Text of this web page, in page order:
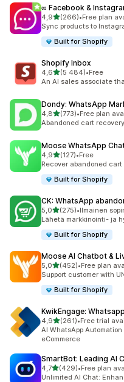
∞ Facebook &
4,9/ 5 tähteä
(266)
266 arvostelua yhteensä
•Free plan
Sync products to
Built for Shopify
Shopify Inbox
4,6/ 5 tähteä
(5 484)
5484 arvostelua yhteensä
•Free
An AI sales associate
Dondy: WhatsApp
4,8/ 5 tähteä
(773)
773 arvostelua yhteensä
•Free plan
Abandoned cart
Moose WhatsApp
4,9/ 5 tähteä
(127)
127 arvostelua yhteensä
•Free
Recover abandoned
Built for Shopify
CK: WhatsApp
5,0/ 5 tähteä
(275)
275 arvostelua yhteensä
•Ilmainen
Lähetä markkinointi- ja
Built for Shopify
Moose AI Chatbot &
5,0/ 5 tähteä
(452)
452 arvostelua yhteensä
•Free plan
Support customer with
Built for Shopify
KwikEngage:
4,9/ 5 tähteä
(261)
261 arvostelua yhteensä
•Free trial
AI WhatsApp
eCommerce
SmartBot: Leading AI
4,7/ 5 tähteä
(429)
429 arvostelua yhteensä
•Free plan
Unlimited AI Chat: